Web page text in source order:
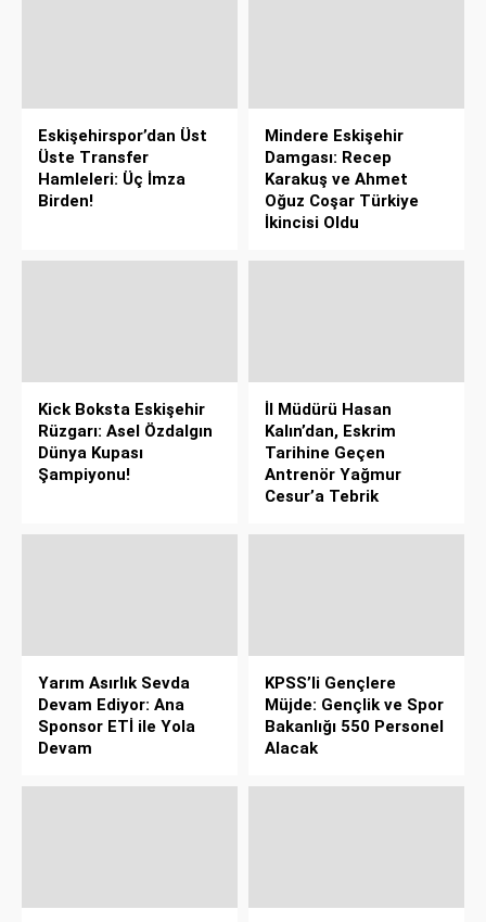
Eskişehirspor’dan Üst
Üste Transfer
Hamleleri: Üç İmza
Birden!
Mindere Eskişehir
Damgası: Recep
Karakuş ve Ahmet
Oğuz Coşar Türkiye
İkincisi Oldu
Kick Boksta Eskişehir
Rüzgarı: Asel Özdalgın
Dünya Kupası
Şampiyonu!
İl Müdürü Hasan
Kalın’dan, Eskrim
Tarihine Geçen
Antrenör Yağmur
Cesur’a Tebrik
Yarım Asırlık Sevda
Devam Ediyor: Ana
Sponsor ETİ ile Yola
Devam
KPSS’li Gençlere
Müjde: Gençlik ve Spor
Bakanlığı 550 Personel
Alacak